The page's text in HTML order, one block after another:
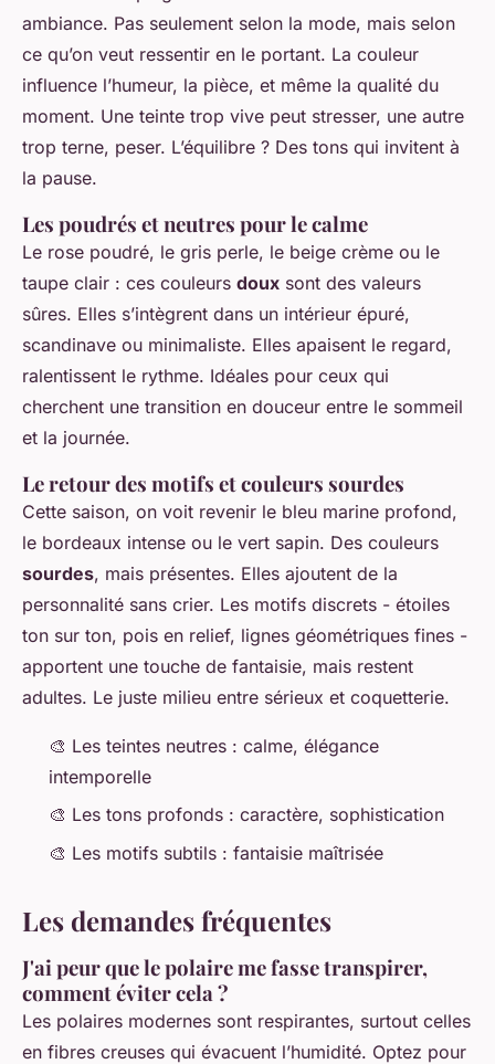
ambiance. Pas seulement selon la mode, mais selon
ce qu’on veut ressentir en le portant. La couleur
influence l’humeur, la pièce, et même la qualité du
moment. Une teinte trop vive peut stresser, une autre
trop terne, peser. L’équilibre ? Des tons qui invitent à
la pause.
Les poudrés et neutres pour le calme
Le rose poudré, le gris perle, le beige crème ou le
taupe clair : ces couleurs doux sont des valeurs
sûres. Elles s’intègrent dans un intérieur épuré,
scandinave ou minimaliste. Elles apaisent le regard,
ralentissent le rythme. Idéales pour ceux qui
cherchent une transition en douceur entre le sommeil
et la journée.
Le retour des motifs et couleurs sourdes
Cette saison, on voit revenir le bleu marine profond,
le bordeaux intense ou le vert sapin. Des couleurs
sourdes, mais présentes. Elles ajoutent de la
personnalité sans crier. Les motifs discrets - étoiles
ton sur ton, pois en relief, lignes géométriques fines -
apportent une touche de fantaisie, mais restent
adultes. Le juste milieu entre sérieux et coquetterie.
🎨 Les teintes neutres : calme, élégance
intemporelle
🎨 Les tons profonds : caractère, sophistication
🎨 Les motifs subtils : fantaisie maîtrisée
Les demandes fréquentes
J'ai peur que le polaire me fasse transpirer,
comment éviter cela ?
Les polaires modernes sont respirantes, surtout celles
en fibres creuses qui évacuent l’humidité. Optez pour